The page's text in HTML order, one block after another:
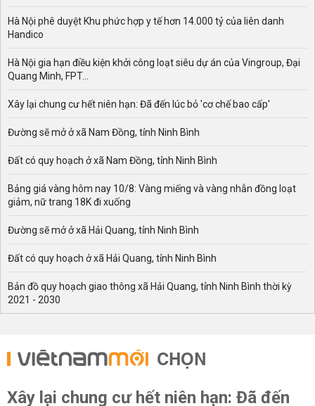
Hà Nội phê duyệt Khu phức hợp y tế hơn 14.000 tỷ của liên danh
Handico
Hà Nội gia hạn điều kiện khởi công loạt siêu dự án của Vingroup, Đại
Quang Minh, FPT...
Xây lại chung cư hết niên hạn: Đã đến lúc bỏ 'cơ chế bao cấp'
Đường sẽ mở ở xã Nam Đồng, tỉnh Ninh Bình
Đất có quy hoạch ở xã Nam Đồng, tỉnh Ninh Bình
Bảng giá vàng hôm nay 10/8: Vàng miếng và vàng nhẫn đồng loạt
giảm, nữ trang 18K đi xuống
Đường sẽ mở ở xã Hải Quang, tỉnh Ninh Bình
Đất có quy hoạch ở xã Hải Quang, tỉnh Ninh Bình
Bản đồ quy hoạch giao thông xã Hải Quang, tỉnh Ninh Bình thời kỳ
2021 - 2030
CHỌN
Xây lại chung cư hết niên hạn: Đã đến